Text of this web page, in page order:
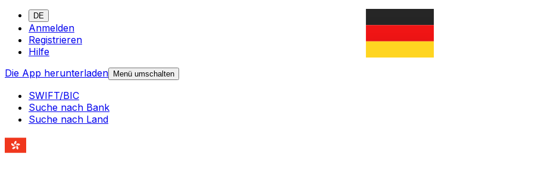
DE
Anmelden
Registrieren
Hilfe
Die App herunterladen Menü umschalten
SWIFT/BIC
Suche nach Bank
Suche nach Land